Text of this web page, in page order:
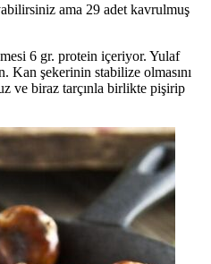
ama 29 adet kavrulmuş
6 gr. protein içeriyor. Yulaf
Kan şekerinin stabilize olmasını
ve biraz tarçınla birlikte pişirip